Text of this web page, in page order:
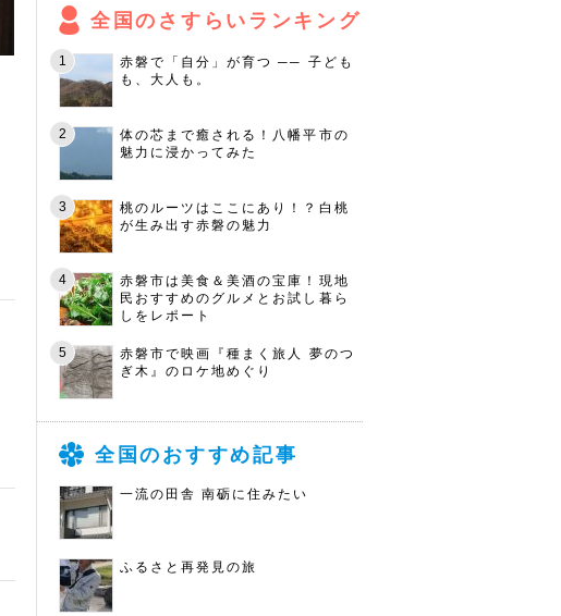
全国のさすらいランキング
赤磐で「自分」が育つ ── 子ども
も、大人も。
体の芯まで癒される！八幡平市の
魅力に浸かってみた
桃のルーツはここにあり！？白桃
が生み出す赤磐の魅力
赤磐市は美食＆美酒の宝庫！現地
民おすすめのグルメとお試し暮ら
しをレポート
赤磐市で映画『種まく旅人 夢のつ
ぎ木』のロケ地めぐり
全国のおすすめ記事
一流の田舎 南砺に住みたい
ふるさと再発見の旅